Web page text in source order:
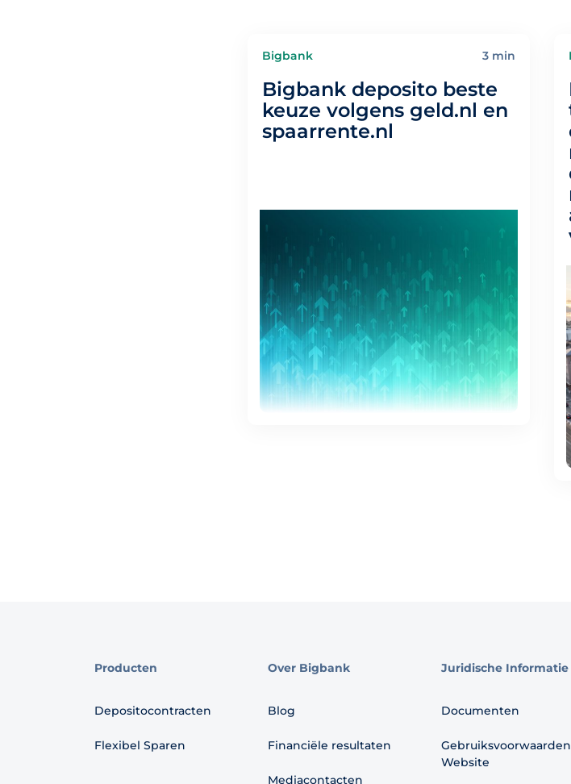
Bigbank 3 min
Bigbank deposito beste
keuze volgens geld.nl en
spaarrente.nl
Producten
Depositocontracten
Flexibel Sparen
Over Bigbank
Blog
Financiële resultaten
Mediacontacten
Juridische Informatie
Documenten
Gebruiksvoorwaarden
Website